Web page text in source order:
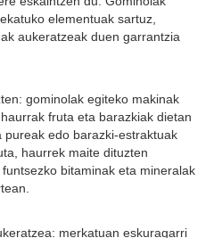
elementuak sartuz,
aukeratzeak duen garrantzia
gominolak egiteko makinak
fruta eta barazkiak dietan
edo barazki-estraktuak
haurrek maite dituzten
bitaminak eta mineralak
merkatuan eskuragarri